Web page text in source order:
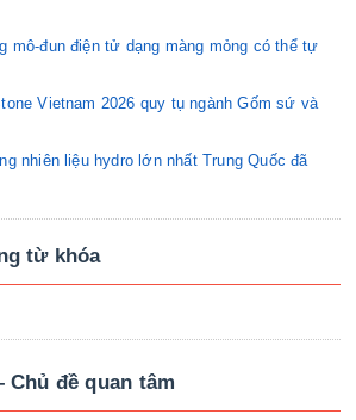
mô-đun điện tử dạng màng mỏng có thể tự
Vietnam 2026 quy tụ ngành Gốm sứ và
nhiên liệu hydro lớn nhất Trung Quốc đã
từ khóa
Chủ đề quan tâm